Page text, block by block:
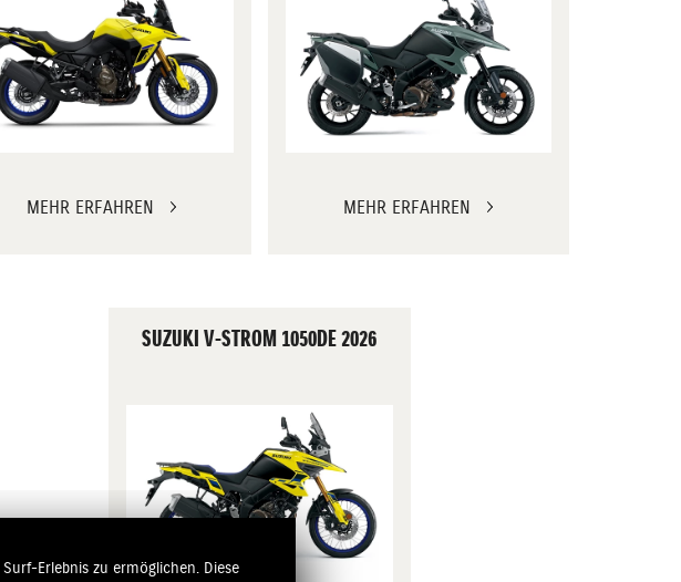
MEHR ERFAHREN MEHR ERFAHREN
SUZUKI V-STROM 1050DE 2026
Erlebnis zu ermöglichen. Diese